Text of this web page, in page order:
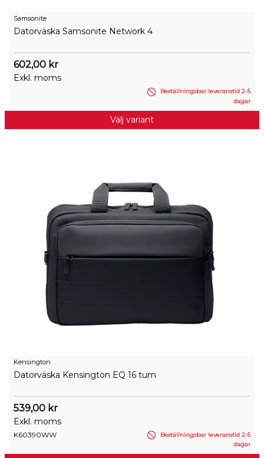
Samsonite
Datorväska Samsonite Network 4
602,00 kr
Exkl. moms
Beställningsbar leveranstid 2-5
dagar
Välj variant
Kensington
Datorväska Kensington EQ 16 tum
539,00 kr
Exkl. moms
K60390WW
Beställningsbar leveranstid 2-5
dagar